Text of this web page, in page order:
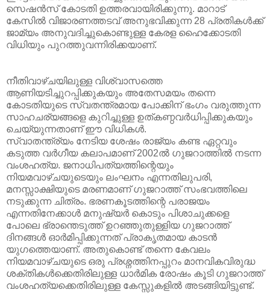
സെഷന്‍സ് കോടതി ഉത്തരവായിരിക്കുന്നു. മാറാട്
കേസില്‍ വിജാരണത്തടവ് അനുഭവിക്കുന്ന 28 പ്രതികള്‍ക്ക്
ജാമ്യം അനുവദിച്ചുകൊണ്ടുള്ള കേരള ഹൈക്കോടതി
വിധിയും പുറത്തുവന്നിരിക്കയാണ്.
നീതിവാഴ്ചയിലുള്ള വിശ്വാസത്തെ
ആണിയടിച്ചുറപ്പിക്കുകയും അതേസമയം തന്നെ
കോടതിയുടെ സ്വതന്ത്രമായ പോക്കിന് ഭംഗം വരുത്തുന്ന
സാഹചര്യങ്ങളെ കുറിച്ചുള്ള ഉത്കണ്ഠവര്‍ധിപ്പിക്കുകയും
ചെയ്യുന്നതാണ് ഈ വിധികള്‍.
സ്വാതന്ത്ര്യം നേടിയ ശേഷം രാജ്യം കണ്ട ഏറ്റവും
കടുത്ത വര്‍ഗീയ കലാപമാണ് 2002ല്‍ ഗുജറാത്തില്‍ നടന്ന
വംശഹത്യ. ജനാധിപത്യത്തിന്റെയും
നിയമവാഴ്ചയുടെയും ലംഘനം എന്നതിലുപരി,
മനസ്സാക്ഷിയുടെ മരണമാണ് ഗുജറാത്ത് സംഭവത്തിലെ
നടുക്കുന്ന ചിത്രം. ഭരണകൂടത്തിന്റെ പരാജയം
എന്നതിനേക്കാള്‍ മനുഷ്യര്‍ കൊടും പിശാചുക്കളെ
പോലെ ഭ്രാന്തെടുത്ത് ഉറഞ്ഞുതുള്ളിയ ഗുജറാത്ത്
ദിനങ്ങള്‍ ഓര്‍മിപ്പിക്കുന്നത് പ്രാകൃതമായ കാടന്‍
യുഗത്തെയാണ്. അതുകൊണ്ട് തന്നെ കേവലം
നിയമവാഴ്ചയുടെ ഒരു പ്രശ്നത്തിനപ്പുറം മാനവികവിരുദ്ധ
ശക്തികള്‍ക്കെതിരിലുള്ള ധാര്‍മിക രോഷം കൂടി ഗുജറാത്ത്
വംശഹത്യക്കെതിരിലുള്ള കേസ്സുകളില്‍ അടങ്ങിയിട്ടുണ്ട്.